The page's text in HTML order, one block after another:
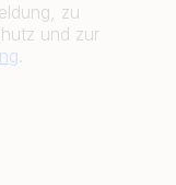
zu
und zur
.